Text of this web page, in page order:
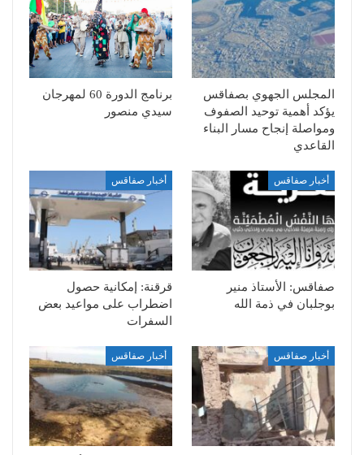
المجلس الجهوي بصفاقس
يؤكد أهمية توحيد الصفوف
ومواصلة إنجاح مسار البناء
القاعدي
برنامج الدورة 60 لمهرجان
سيدي منصور
أخبار صفاقس
صفاقس: الأستاذ منير
بوجلبان في ذمة الله
أخبار صفاقس
قرقنة: إمكانية حصول
اضطراب على مواعيد بعض
السفرات
أخبار صفاقس أخبار صفاقس